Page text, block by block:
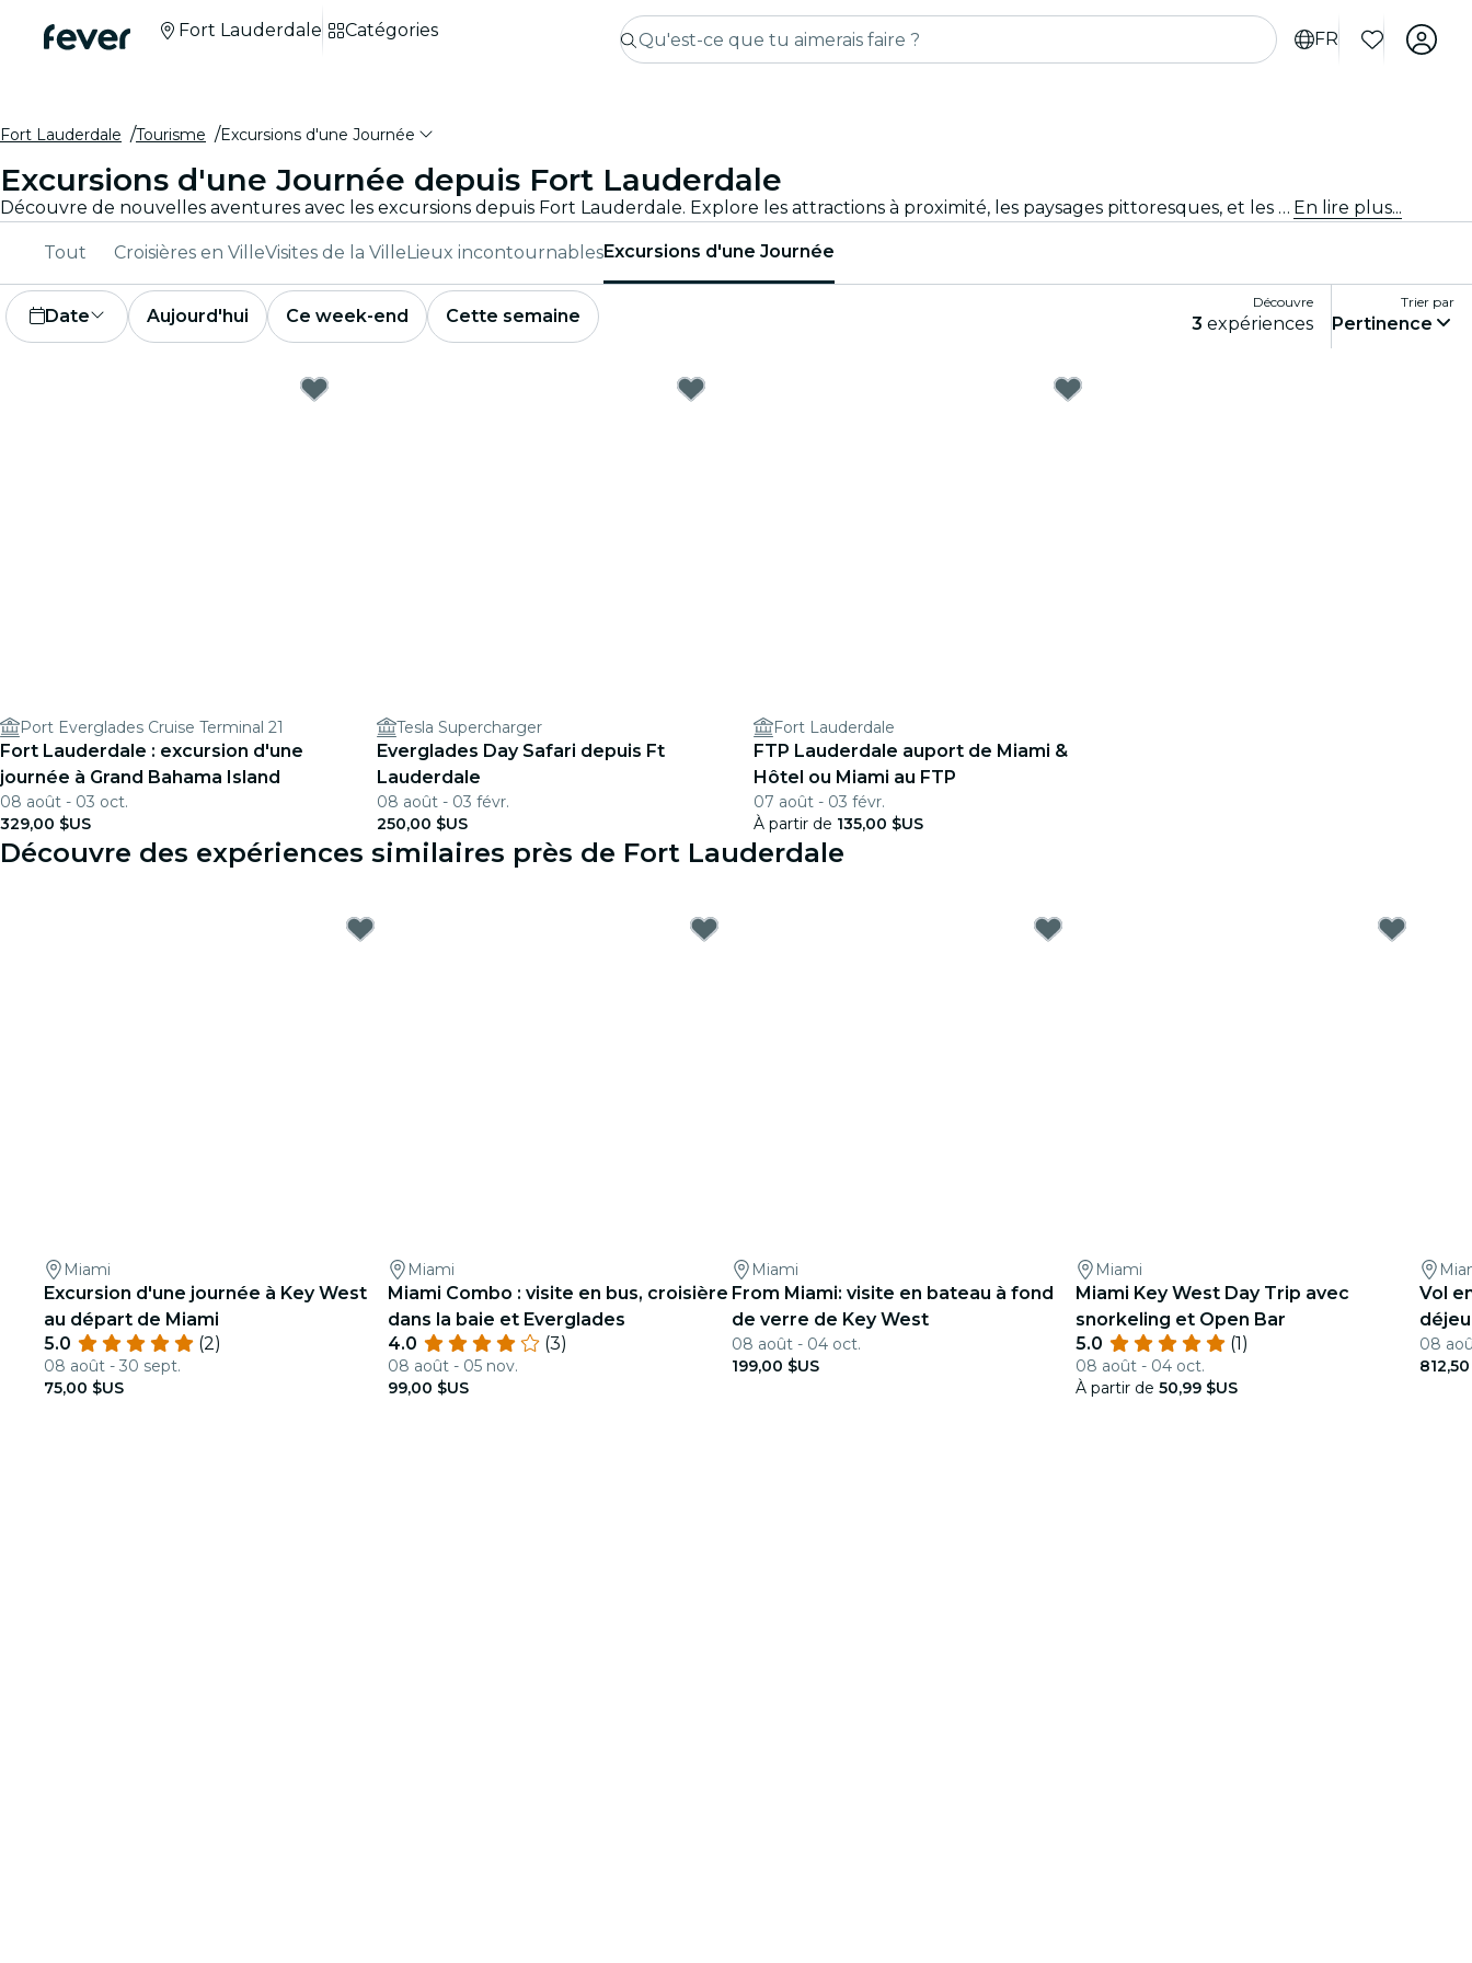
FR
Fort Lauderdale Catégories
Fort Lauderdale Tourisme Excursions d'une Journée
Excursions d'une Journée depuis Fort Lauderdale
Découvre de nouvelles aventures avec les excursions depuis Fort Lauderdale. Explore les attractions à proximité, les paysages pittoresques, et les sites culturels avec des guides experts. Une journée d'exploration et de découverte, parfaite pour les voyageurs désireux de découvrir le meilleur de la région. En lire plus...
Tout Croisières en VilleVisites de la VilleLieux incontournablesExcursions d'une Journée
Date Aujourd'hui Ce week-end Cette semaine
Découvre
3 expériences
Trier par
Pertinence
Port Everglades Cruise Terminal 21
Fort Lauderdale : excursion d'une
journée à Grand Bahama Island
08 août - 03 oct.
329,00 $US
Tesla Supercharger
Everglades Day Safari depuis Ft
Lauderdale
08 août - 03 févr.
250,00 $US
Fort Lauderdale
FTP Lauderdale auport de Miami &
Hôtel ou Miami au FTP
07 août - 03 févr.
À partir de 135,00 $US
Découvre des expériences similaires près de Fort Lauderdale
Miami
Excursion d'une journée à Key West
au départ de Miami
5.0
(2)
08 août - 30 sept.
75,00 $US
Miami
Miami Combo : visite en bus, croisière
dans la baie et Everglades
4.0
(3)
08 août - 05 nov.
99,00 $US
Miami
From Miami: visite en bateau à fond
de verre de Key West
08 août - 04 oct.
199,00 $US
Miami
Miami Key West Day Trip avec
snorkeling et Open Bar
5.0
(1)
08 août - 04 oct.
À partir de 50,99 $US
Vol
08